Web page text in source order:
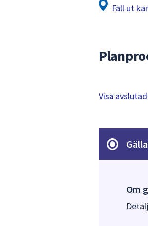
Fäll ut
Visa
Om